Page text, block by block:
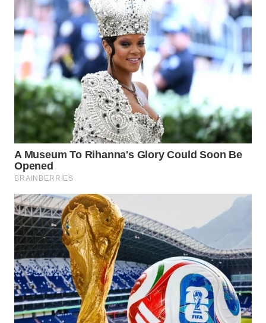
WN
NIAS
LANGKAT
WN
TAPANULI
SELATAN
WN
LESUNG
WN
KARO
WN
SIMALUNGUN
WN